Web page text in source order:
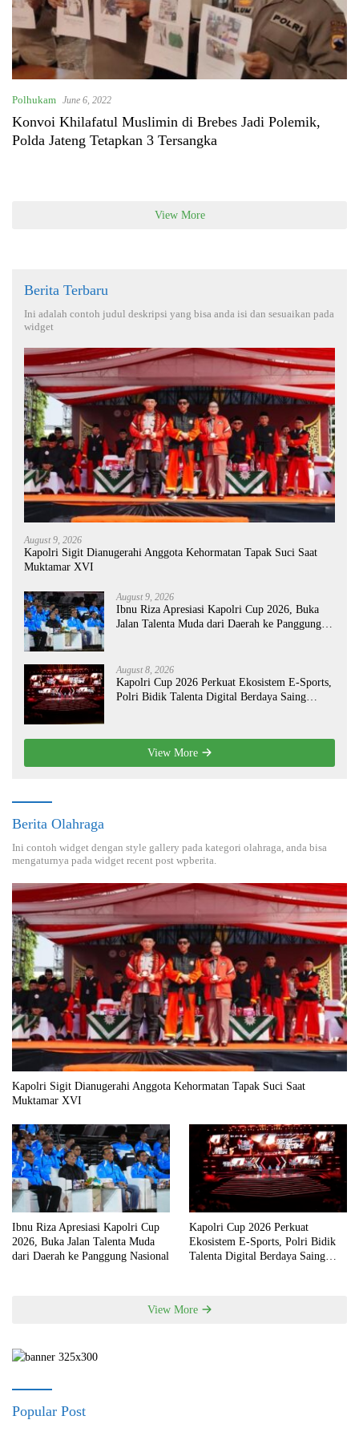
Polhukam June 6, 2022
Konvoi Khilafatul Muslimin di Brebes Jadi Polemik,
Polda Jateng Tetapkan 3 Tersangka
View More
Berita Terbaru
Ini adalah contoh judul deskripsi yang bisa anda isi dan sesuaikan pada
widget
August 9, 2026
Kapolri Sigit Dianugerahi Anggota Kehormatan Tapak Suci Saat
Muktamar XVI
August 9, 2026
Ibnu Riza Apresiasi Kapolri Cup 2026, Buka
Jalan Talenta Muda dari Daerah ke Panggung
August 8, 2026
Kapolri Cup 2026 Perkuat Ekosistem E-Sports,
Polri Bidik Talenta Digital Berdaya Saing
View More
Berita Olahraga
Ini contoh widget dengan style gallery pada kategori olahraga, anda bisa
mengaturnya pada widget recent post wpberita.
Kapolri Sigit Dianugerahi Anggota Kehormatan Tapak Suci Saat
Muktamar XVI
Ibnu Riza Apresiasi Kapolri Cup
2026, Buka Jalan Talenta Muda
dari Daerah ke Panggung Nasional
Kapolri Cup 2026 Perkuat
Ekosistem E-Sports, Polri Bidik
Talenta Digital Berdaya Saing
View More
Popular Post